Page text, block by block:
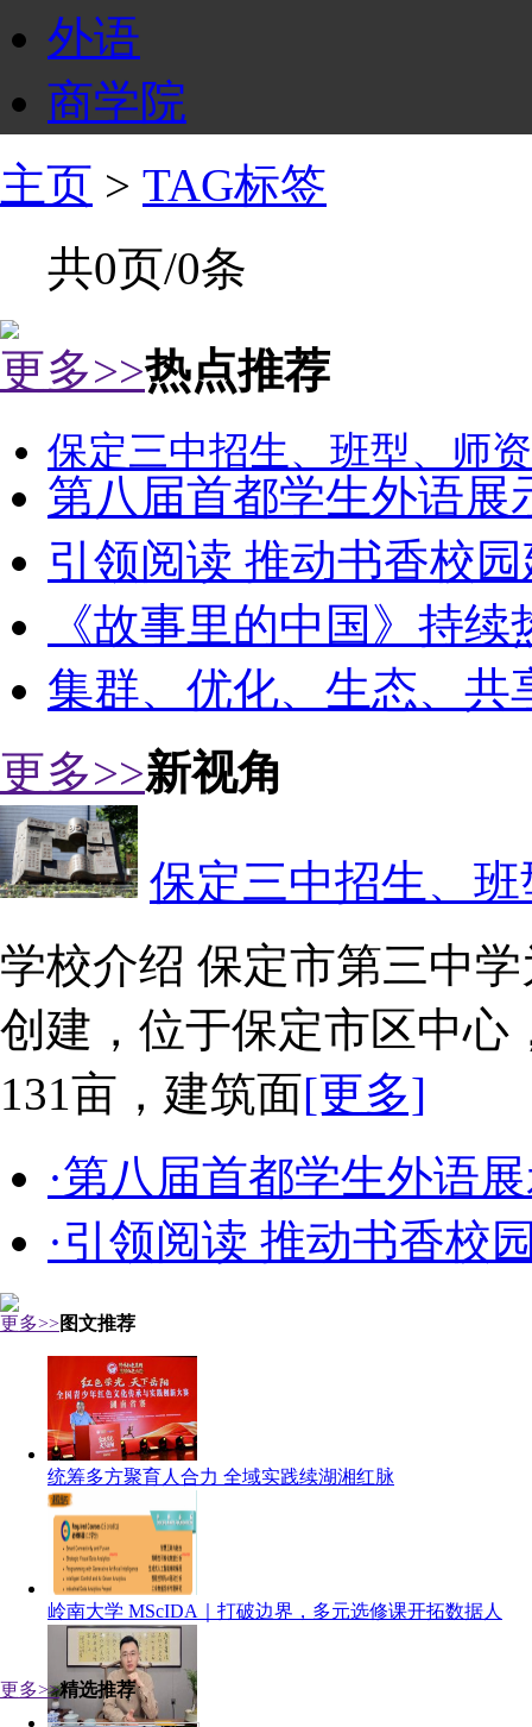
外语
商学院
主页 > TAG标签
共0页/0条
更多>>热点推荐
保定三中招生、班型、师
第八届首都学生外语展
引领阅读 推动书香校
《故事里的中国》持
集群、优化、生态、
更多>>新视角
保定三中招生、
学校介绍 保定市第三中
创建，位于保定市区中心
131亩，建筑面[更多]
·第八届首都学生外语
·引领阅读 推动书香校
更多>>图文推荐
统筹多方聚育人合力 全域实践续湖湘红脉
岭南大学 MScIDA｜打破边界，多元选修课开拓数据人
更多>>精选推荐